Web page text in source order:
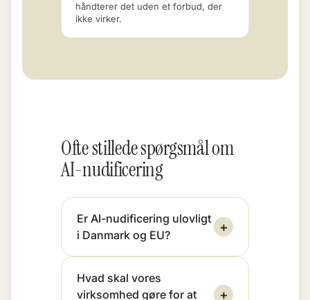
håndterer det uden et forbud, der
ikke virker.
Ofte stillede spørgsmål om
AI-nudificering
Er AI-nudificering ulovligt
i Danmark og EU?
+
Hvad skal vores
virksomhed gøre for at
+